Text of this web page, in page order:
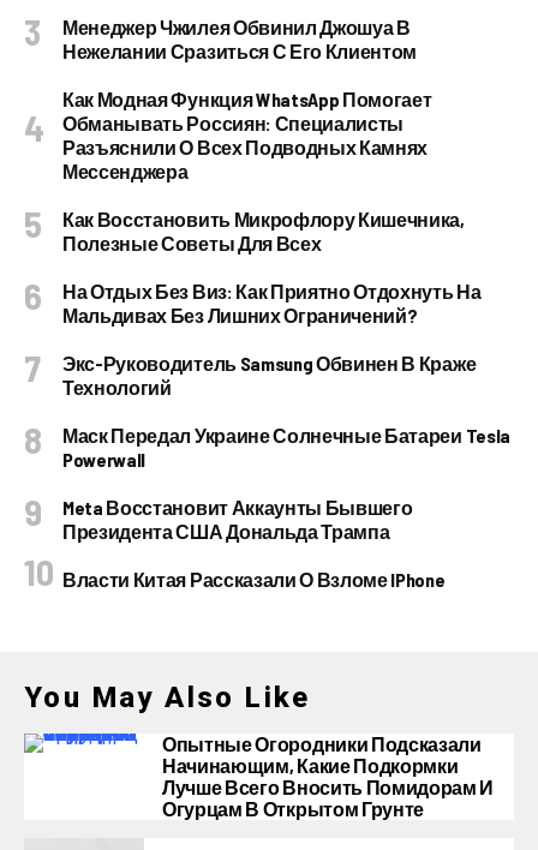
Менеджер Чжилея Обвинил Джошуа В
Нежелании Сразиться С Его Клиентом
Как Модная Функция WhatsApp Помогает
Обманывать Россиян: Специалисты
Разъяснили О Всех Подводных Камнях
Мессенджера
Как Восстановить Микрофлору Кишечника,
Полезные Советы Для Всех
На Отдых Без Виз: Как Приятно Отдохнуть На
Мальдивах Без Лишних Ограничений?
Экс-Руководитель Samsung Обвинен В Краже
Технологий
Маск Передал Украине Солнечные Батареи Tesla
Powerwall
Meta Восстановит Аккаунты Бывшего
Президента США Дональда Трампа
Власти Китая Рассказали О Взломе IPhone
You May Also Like
Опытные Огородники Подсказали
Начинающим, Какие Подкормки
Лучше Всего Вносить Помидорам И
Огурцам В Открытом Грунте